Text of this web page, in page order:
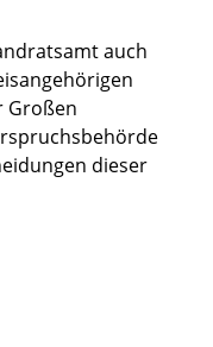
auch
Großen
dieser